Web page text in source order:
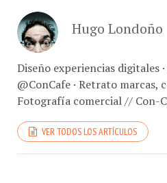
Hugo Londoño
Diseño experiencias digitales
@ConCafe · Retrato marcas,
Fotografía comercial // Con-
VER TODOS LOS ARTÍCULOS